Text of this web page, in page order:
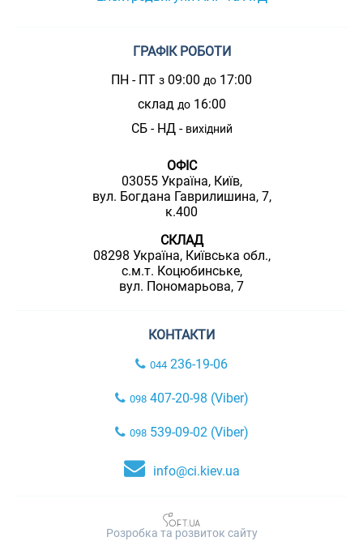
ГРАФІК РОБОТИ
ПН - ПТ з 09:00 до 17:00
склад до16:00
СБ - НД - вихідний
ОФІС
03055 Україна, Київ,
вул. Богдана Гаврилишина, 7,
к.400
СКЛАД
08298 Україна, Київська обл.,
с.м.т. Коцюбинське,
вул. Пономарьова, 7
КОНТАКТИ
044 236-19-06
098407-20-98 (Viber)
098539-09-02 (Viber)
info@ci.kiev.ua
Розробка та розвиток сайту